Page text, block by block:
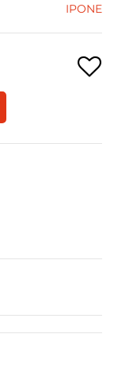
IPONE